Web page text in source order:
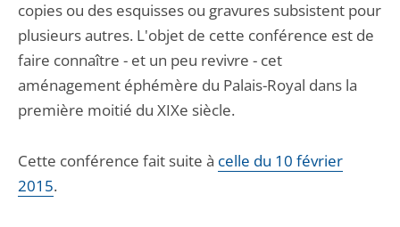
copies ou des esquisses ou gravures subsistent pour
plusieurs autres. L'objet de cette conférence est de
faire connaître - et un peu revivre - cet
aménagement éphémère du Palais-Royal dans la
première moitié du XIXe siècle.
Cette conférence fait suite à celle du 10 février
2015.